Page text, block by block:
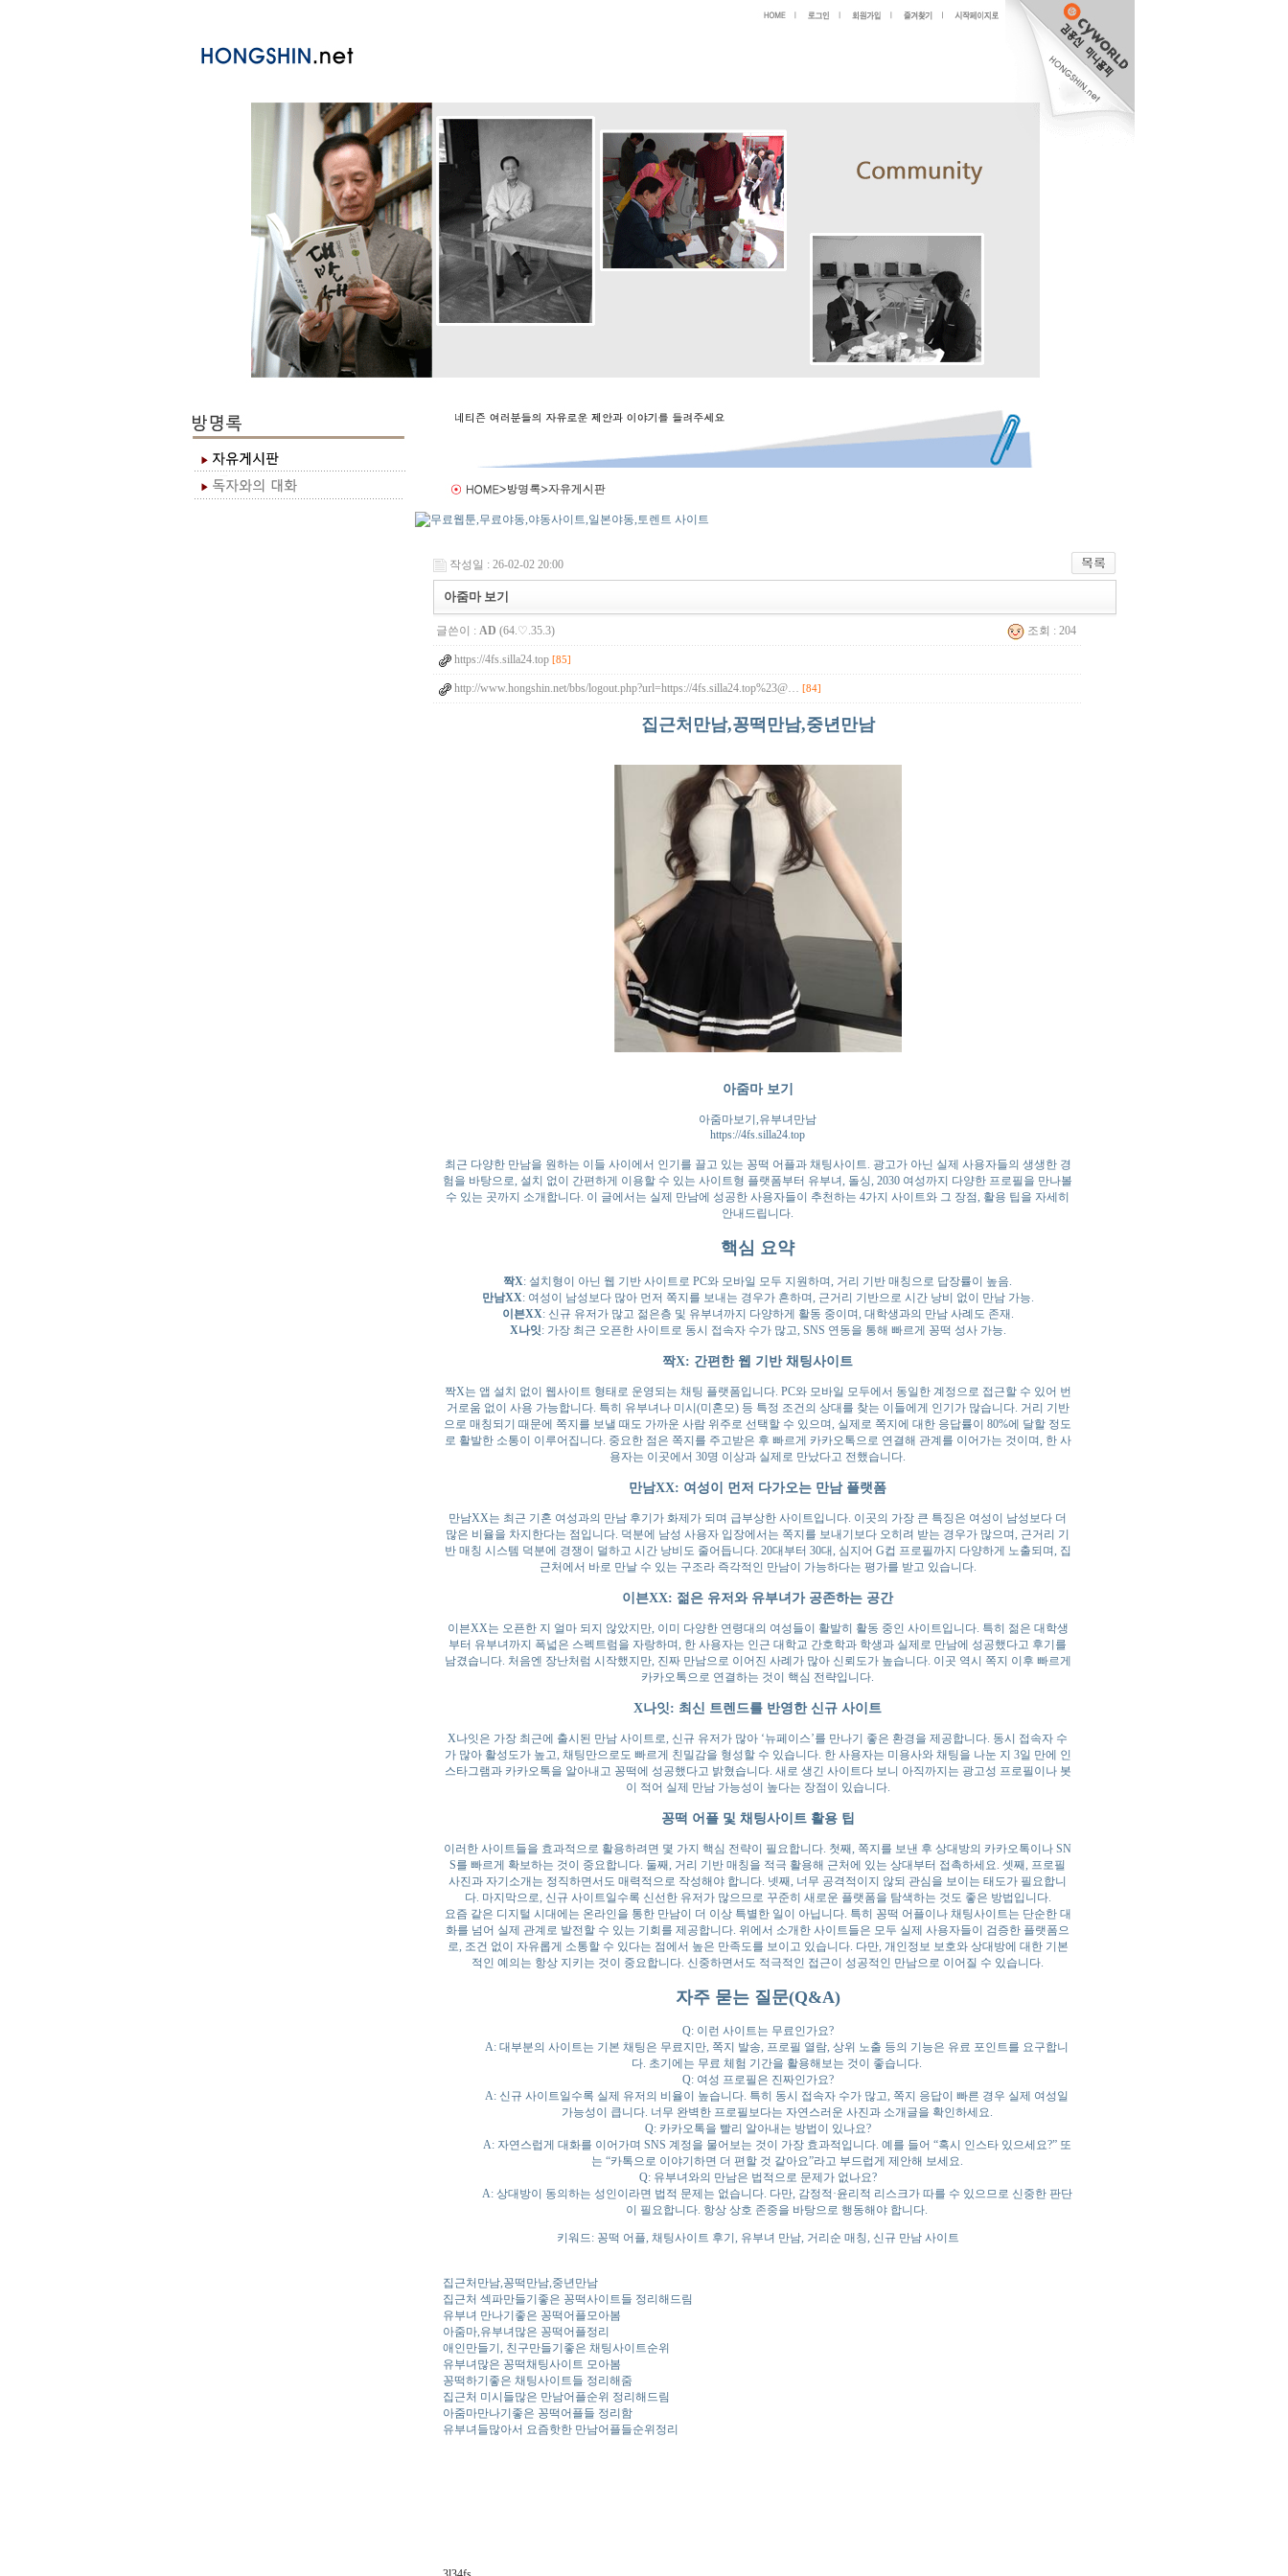
작성일 : 26-02-02 20:00
아줌마 보기
글쓴이 : AD (64.♡.35.3) 조회 : 204
https://4fs.silla24.top [85]
http://www.hongshin.net/bbs/logout.php?url=https://4fs.silla24.top%23@… [84]
집근처만남,꽁떡만남,중년만남
아줌마 보기
아줌마보기,유부녀만남
https://4fs.silla24.top
최근 다양한 만남을 원하는 이들 사이에서 인기를 끌고 있는 꽁떡 어플과 채팅사이트. 광고가 아닌 실제 사용자들의 생생한 경
험을 바탕으로, 설치 없이 간편하게 이용할 수 있는 사이트형 플랫폼부터 유부녀, 돌싱, 2030 여성까지 다양한 프로필을 만나볼
수 있는 곳까지 소개합니다. 이 글에서는 실제 만남에 성공한 사용자들이 추천하는 4가지 사이트와 그 장점, 활용 팁을 자세히
안내드립니다.
핵심 요약
짝X: 설치형이 아닌 웹 기반 사이트로 PC와 모바일 모두 지원하며, 거리 기반 매칭으로 답장률이 높음.
만남XX: 여성이 남성보다 많아 먼저 쪽지를 보내는 경우가 흔하며, 근거리 기반으로 시간 낭비 없이 만남 가능.
이븐XX: 신규 유저가 많고 젊은층 및 유부녀까지 다양하게 활동 중이며, 대학생과의 만남 사례도 존재.
X나잇: 가장 최근 오픈한 사이트로 동시 접속자 수가 많고, SNS 연동을 통해 빠르게 꽁떡 성사 가능.
짝X: 간편한 웹 기반 채팅사이트
짝X는 앱 설치 없이 웹사이트 형태로 운영되는 채팅 플랫폼입니다. PC와 모바일 모두에서 동일한 계정으로 접근할 수 있어 번
거로움 없이 사용 가능합니다. 특히 유부녀나 미시(미혼모) 등 특정 조건의 상대를 찾는 이들에게 인기가 많습니다. 거리 기반
으로 매칭되기 때문에 쪽지를 보낼 때도 가까운 사람 위주로 선택할 수 있으며, 실제로 쪽지에 대한 응답률이 80%에 달할 정도
로 활발한 소통이 이루어집니다. 중요한 점은 쪽지를 주고받은 후 빠르게 카카오톡으로 연결해 관계를 이어가는 것이며, 한 사
용자는 이곳에서 30명 이상과 실제로 만났다고 전했습니다.
만남XX: 여성이 먼저 다가오는 만남 플랫폼
만남XX는 최근 기혼 여성과의 만남 후기가 화제가 되며 급부상한 사이트입니다. 이곳의 가장 큰 특징은 여성이 남성보다 더
많은 비율을 차지한다는 점입니다. 덕분에 남성 사용자 입장에서는 쪽지를 보내기보다 오히려 받는 경우가 많으며, 근거리 기
반 매칭 시스템 덕분에 경쟁이 덜하고 시간 낭비도 줄어듭니다. 20대부터 30대, 심지어 G컵 프로필까지 다양하게 노출되며, 집
근처에서 바로 만날 수 있는 구조라 즉각적인 만남이 가능하다는 평가를 받고 있습니다.
이븐XX: 젊은 유저와 유부녀가 공존하는 공간
이븐XX는 오픈한 지 얼마 되지 않았지만, 이미 다양한 연령대의 여성들이 활발히 활동 중인 사이트입니다. 특히 젊은 대학생
부터 유부녀까지 폭넓은 스펙트럼을 자랑하며, 한 사용자는 인근 대학교 간호학과 학생과 실제로 만남에 성공했다고 후기를
남겼습니다. 처음엔 장난처럼 시작했지만, 진짜 만남으로 이어진 사례가 많아 신뢰도가 높습니다. 이곳 역시 쪽지 이후 빠르게
카카오톡으로 연결하는 것이 핵심 전략입니다.
X나잇: 최신 트렌드를 반영한 신규 사이트
X나잇은 가장 최근에 출시된 만남 사이트로, 신규 유저가 많아 ‘뉴페이스’를 만나기 좋은 환경을 제공합니다. 동시 접속자 수
가 많아 활성도가 높고, 채팅만으로도 빠르게 친밀감을 형성할 수 있습니다. 한 사용자는 미용사와 채팅을 나눈 지 3일 만에 인
스타그램과 카카오톡을 알아내고 꽁떡에 성공했다고 밝혔습니다. 새로 생긴 사이트다 보니 아직까지는 광고성 프로필이나 봇
이 적어 실제 만남 가능성이 높다는 장점이 있습니다.
꽁떡 어플 및 채팅사이트 활용 팁
이러한 사이트들을 효과적으로 활용하려면 몇 가지 핵심 전략이 필요합니다. 첫째, 쪽지를 보낸 후 상대방의 카카오톡이나 SN
S를 빠르게 확보하는 것이 중요합니다. 둘째, 거리 기반 매칭을 적극 활용해 근처에 있는 상대부터 접촉하세요. 셋째, 프로필
사진과 자기소개는 정직하면서도 매력적으로 작성해야 합니다. 넷째, 너무 공격적이지 않되 관심을 보이는 태도가 필요합니
다. 마지막으로, 신규 사이트일수록 신선한 유저가 많으므로 꾸준히 새로운 플랫폼을 탐색하는 것도 좋은 방법입니다.
요즘 같은 디지털 시대에는 온라인을 통한 만남이 더 이상 특별한 일이 아닙니다. 특히 꽁떡 어플이나 채팅사이트는 단순한 대
화를 넘어 실제 관계로 발전할 수 있는 기회를 제공합니다. 위에서 소개한 사이트들은 모두 실제 사용자들이 검증한 플랫폼으
로, 조건 없이 자유롭게 소통할 수 있다는 점에서 높은 만족도를 보이고 있습니다. 다만, 개인정보 보호와 상대방에 대한 기본
적인 예의는 항상 지키는 것이 중요합니다. 신중하면서도 적극적인 접근이 성공적인 만남으로 이어질 수 있습니다.
자주 묻는 질문(Q&A)
Q: 이런 사이트는 무료인가요?
A: 대부분의 사이트는 기본 채팅은 무료지만, 쪽지 발송, 프로필 열람, 상위 노출 등의 기능은 유료 포인트를 요구합니
다. 초기에는 무료 체험 기간을 활용해보는 것이 좋습니다.
Q: 여성 프로필은 진짜인가요?
A: 신규 사이트일수록 실제 유저의 비율이 높습니다. 특히 동시 접속자 수가 많고, 쪽지 응답이 빠른 경우 실제 여성일
가능성이 큽니다. 너무 완벽한 프로필보다는 자연스러운 사진과 소개글을 확인하세요.
Q: 카카오톡을 빨리 알아내는 방법이 있나요?
A: 자연스럽게 대화를 이어가며 SNS 계정을 물어보는 것이 가장 효과적입니다. 예를 들어 “혹시 인스타 있으세요?” 또
는 “카톡으로 이야기하면 더 편할 것 같아요”라고 부드럽게 제안해 보세요.
Q: 유부녀와의 만남은 법적으로 문제가 없나요?
A: 상대방이 동의하는 성인이라면 법적 문제는 없습니다. 다만, 감정적·윤리적 리스크가 따를 수 있으므로 신중한 판단
이 필요합니다. 항상 상호 존중을 바탕으로 행동해야 합니다.
키워드: 꽁떡 어플, 채팅사이트 후기, 유부녀 만남, 거리순 매칭, 신규 만남 사이트
집근처만남,꽁떡만남,중년만남
집근처 섹파만들기좋은 꽁떡사이트들 정리해드림
유부녀 만나기좋은 꽁떡어플모아봄
아줌마,유부녀많은 꽁떡어플정리
애인만들기, 친구만들기좋은 채팅사이트순위
유부녀많은 꽁떡채팅사이트 모아봄
꽁떡하기좋은 채팅사이트들 정리해줌
집근처 미시들많은 만남어플순위 정리해드림
아줌마만나기좋은 꽁떡어플들 정리함
유부녀들많아서 요즘핫한 만남어플들순위정리